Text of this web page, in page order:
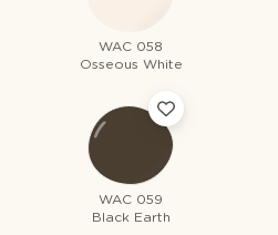
WAC 058
Osseous White
WAC 059
Black Earth